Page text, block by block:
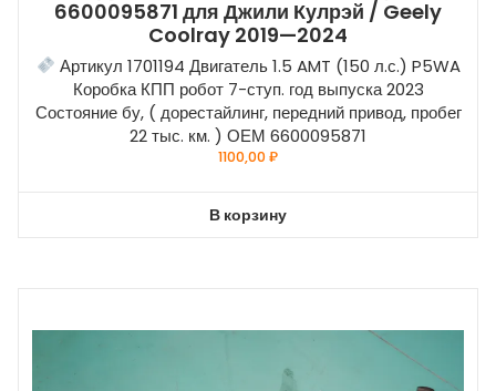
6600095871 для Джили Кулрэй / Geely
Coolray 2019—2024
Артикул 1701194 Двигатель 1.5 AMT (150 л.с.) P5WA
Коробка КПП робот 7-ступ. год выпуска 2023
Состояние бу, ( дорестайлинг, передний привод, пробег
22 тыс. км. ) ОЕМ 6600095871
1100,00₽
В корзину